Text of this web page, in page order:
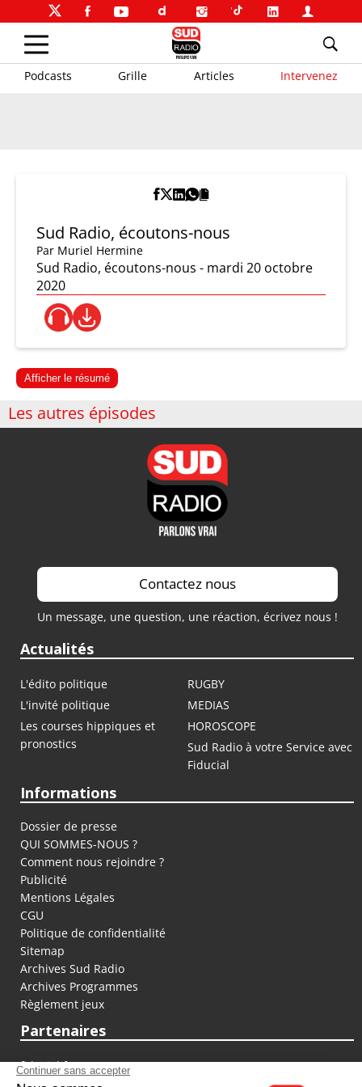
Podcasts Grille Articles Intervenez
Sud Radio, écoutons-nous
Par Muriel Hermine
Sud Radio, écoutons-nous - mardi 20 octobre
2020
Afficher le résumé
Les autres épisodes
Contactez nous
Un message, une question, une réaction, écrivez nous !
Actualités
L'édito politique
RUGBY
L'invité politique
MEDIAS
Les courses hippiques et
pronostics
HOROSCOPE
Sud Radio à votre Service avec
Fiducial
Informations
Dossier de presse
QUI SOMMES-NOUS ?
Comment nous rejoindre ?
Publicité
Mentions Légales
CGU
Politique de confidentialité
Sitemap
Archives Sud Radio
Archives Programmes
Règlement jeux
Partenaires
fiducial.fr